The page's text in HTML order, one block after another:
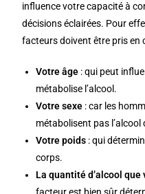
influence votre capacité à
décisions éclairées. Pour
facteurs doivent être pris en
Votre âge : qui peut
métabolise l’alcool.
Votre sexe : car les
métabolisent pas l’alcool
Votre poids : qui
corps.
La quantité d’alcool